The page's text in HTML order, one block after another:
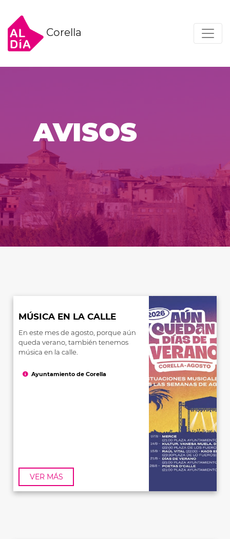
Corella
AVISOS
MÚSICA EN LA CALLE
En este mes de agosto, porque aún
queda verano, también tenemos
música en la calle.
VER MÁS
Ayuntamiento de Corella